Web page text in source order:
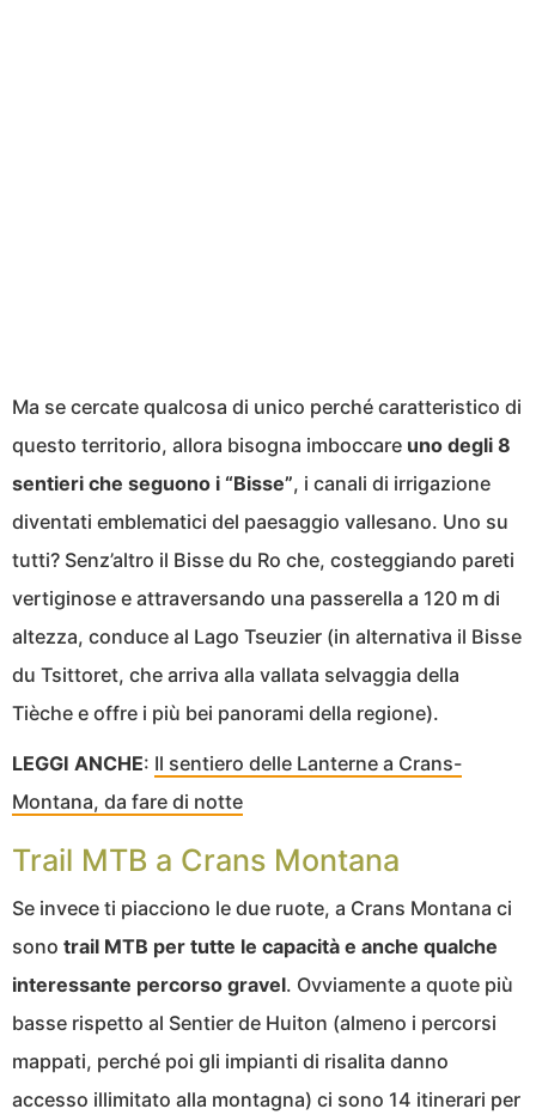
Ma se cercate qualcosa di unico perché caratteristico di
questo territorio, allora bisogna imboccare uno degli 8
sentieri che seguono i “Bisse”, i canali di irrigazione
diventati emblematici del paesaggio vallesano. Uno su
tutti? Senz’altro il Bisse du Ro che, costeggiando pareti
vertiginose e attraversando una passerella a 120 m di
altezza, conduce al Lago Tseuzier (in alternativa il Bisse
du Tsittoret, che arriva alla vallata selvaggia della
Tièche e offre i più bei panorami della regione).
LEGGI ANCHE: Il sentiero delle Lanterne a Crans-
Montana, da fare di notte
Trail MTB a Crans Montana
Se invece ti piacciono le due ruote, a Crans Montana ci
sono trail MTB per tutte le capacità e anche qualche
interessante percorso gravel. Ovviamente a quote più
basse rispetto al Sentier de Huiton (almeno i percorsi
mappati, perché poi gli impianti di risalita danno
accesso illimitato alla montagna) ci sono 14 itinerari per